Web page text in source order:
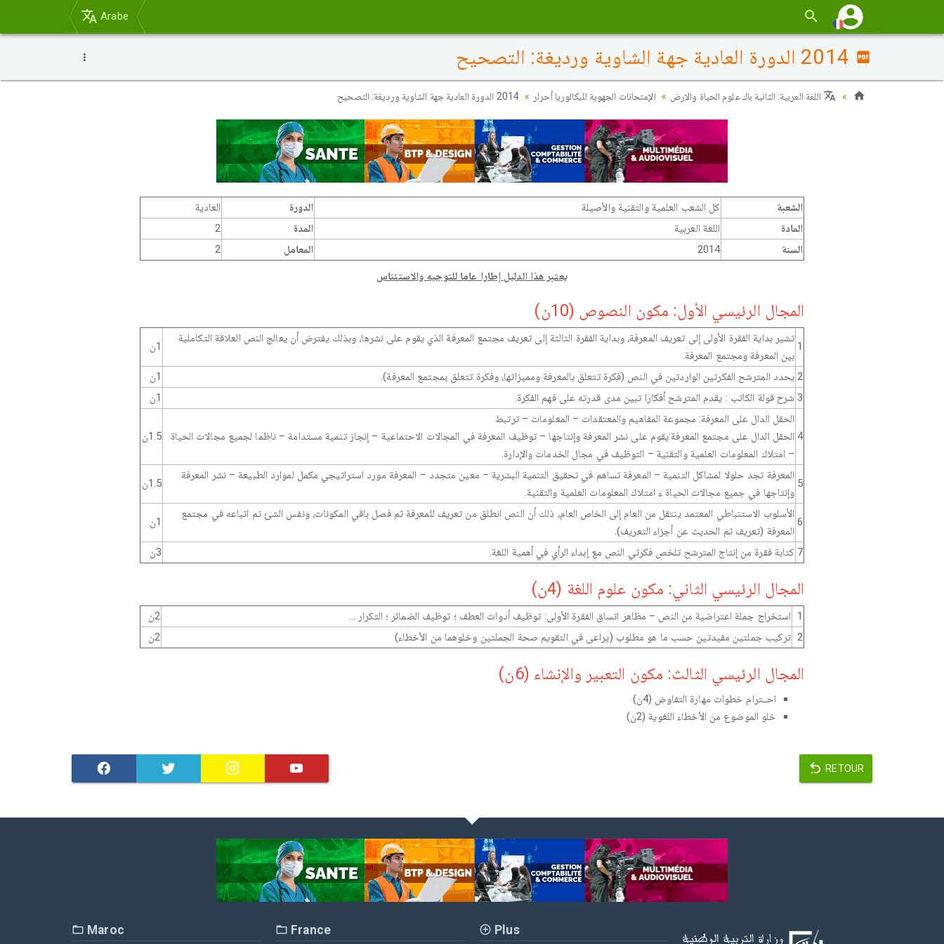
Arabe
اللغة العربية: الثانية باك علوم الحياة والارض الإمتحانات الجهوية للبكالوريا أحرار 2014 الدورة العادية جهة الشاوية ورديغة: التصحيح
الشعبة كل الشعب العلمية والتقنية والأصيلة الدورة
العادية
المادة
اللغة العربية المدة
2
السنة
2014 المعامل 2
يعتبر هذا الدليل إطارا عاما للتوجيه والاستئناس
المجال الرئيسي الأول: مكون النصوص (10ن)
1
تشير بداية الفقرة الأولى إلى تعريف المعرفة، وبداية الفقرة الثالثة إلى تعريف مجتمع المعرفة الذي يقوم على نشرها، وبذلك يفترض أن يعالج النص العلاقة التكاملية
بين المعرفة ومجتمع المعرفة.
1ن
2 يحدد المترشح الفكرتين الواردتين في النص (فكرة تتعلق بالمعرفة ومميزاتها، وفكرة تتعلق بمجتمع المعرفة).
1ن
3 شرح قولة الكاتب : يقدم المترشح أفكارا تبين مدى قدرته على فهم الفكرة. 1ن
4
الحقل الدال على المعرفة: مجموعة المفاهيم والمعتقدات – المعلومات – ترتبط
الحقل الدال على مجتمع المعرفة:يقوم على نشر المعرفة وإنتاجها – توظيف المعرفة في المجالات الاحتماعية – إنجاز تنمية مستدامة – ناظما لجميع مجالات الحياة
– امتلاك المعلومات العلمية والتقنية – التوظيف في مجال الخدمات والإدارة.
1.5ن
5
المعرفة تجد حلولا لمشاكل التنمية – المعرفة تساهم في تحقيق التنمية البشرية – معين متجدد – المعرفة مورد استراتيجي مكمل لموارد الطبيعة – نشر المعرفة
وإنتاجها في جميع مجالات الحياة ء امتلاك المعلومات العلمية والتقنية.
1.5ن
6
الأسلوب الاستنباطي المعتمد ينتقل من العام إلى الخاص العام، ذلك أن النص انطلق من تعريف للمعرفة ثم فصل باقي المكونات، ونفس الشئ تم اتباعه في مجتمع
المعرفة (تعريف ثم الحديث عن أجزاء التعريف).
1ن
7 كتابة فقرة من إنتاج المترشح تلخص فكرتي النص مع إبداء الرأي في أهمية اللغة. 3ن
المجال الرئيسي الثاني: مكون علوم اللغة (4ن)
1 استخراج جملة اعتراضية من النص – مظاهر اتساق الفقرة الأولى: توظيف أدوات العطف ؛ توظيف الضمائر ؛ التكرار ...
2ن
2 تركيب جملتين مفيدتين حسب ما هو مطلوب (يراعى في التقويم صحة الجملتين وخلوهما من الأخطاء) 2ن
المجال الرئيسي الثالث: مكون التعبير والإنشاء (6ن)
احــترام خطوات مهارة التفاوض (4ن)
خلو الموضوع من الأخطاء اللغوية (2ن)
RETOUR
Maroc France Plus